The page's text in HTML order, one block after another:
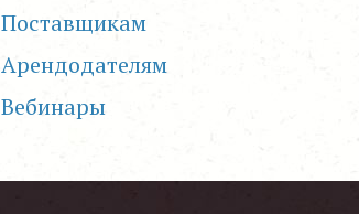
Поставщикам
Арендодателям
Вебинары